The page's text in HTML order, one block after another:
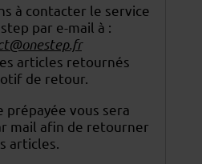
à contacter le service
par e-mail à :
articles retournés
de retour.
vous sera
mail afin de retourner
articles.